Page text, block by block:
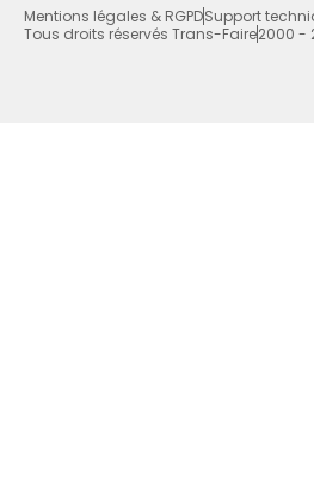
Mentions légales & RGPDSupport
Tous droits réservés Trans-Faire2000 -